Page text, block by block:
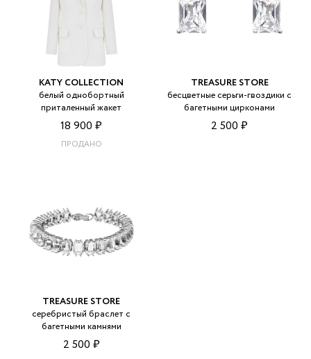
KATY COLLECTION
белый однобортный
приталенный жакет
18 900 ₽
ПРОДАНО
TREASURE STORE
бесцветные серьги-гвоздики с
багетными цирконами
2 500 ₽
TREASURE STORE
серебристый браслет с
багетными камнями
2 500 ₽